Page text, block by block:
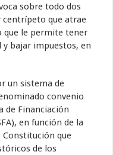
sobre todo dos
centrípeto que atrae
que le permite tener
y bajar impuestos, en
un sistema de
convenio
de Financiación
en función de la
que
de los